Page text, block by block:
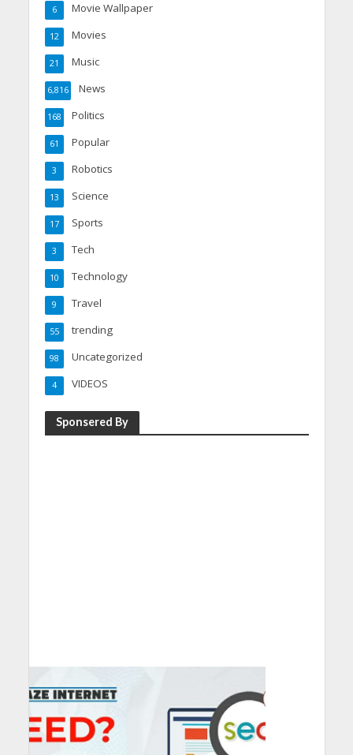
Movie Wallpaper
6
Movies
12
Music
21
News
6,816
Politics
168
Popular
61
Robotics
3
Science
13
Sports
17
Tech
3
Technology
10
Travel
9
trending
55
Uncategorized
98
VIDEOS
4
Sponsered By